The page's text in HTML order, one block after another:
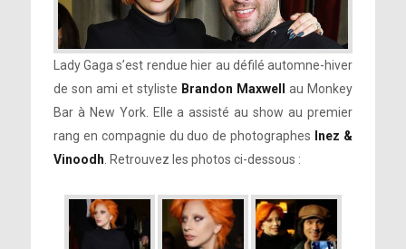
Lady Gaga s’est rendue hier au défilé automne-hiver
de son ami et styliste Brandon Maxwell
au Monkey
Bar à New York. Elle a assisté au show au premier
rang en compagnie du duo de photographes
Inez &
Vinoodh . Retrouvez les photos ci-dessous :